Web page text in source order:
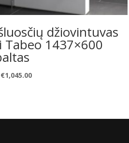
džiovintuvas
Tabeo 1437×600
Original
€1,045.00Current